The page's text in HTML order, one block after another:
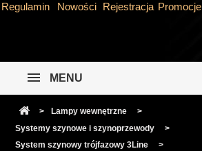
Regulamin Nowości Rejestracja Promocje
MENU
> Lampy wewnętrzne
>
Systemy szynowe i szynoprzewody
>
System szynowy trójfazowy 3Line
>